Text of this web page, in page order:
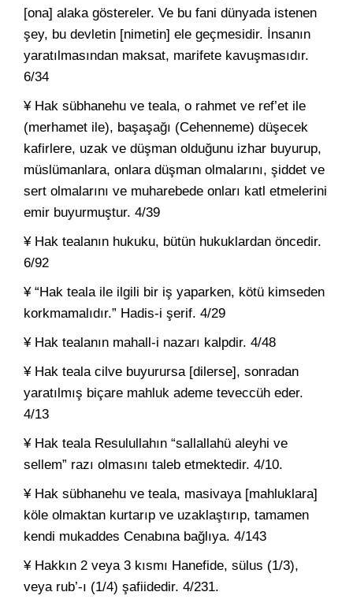
[ona] alaka göstereler. Ve bu fani dünyada istenen
şey, bu devletin [nimetin] ele geçmesidir. İnsanın
yaratılmasından maksat, marifete kavuşmasıdır.
6/34
¥ Hak sübhanehu ve teala, o rahmet ve ref’et ile
(merhamet ile), başaşağı (Cehenneme) düşecek
kafirlere, uzak ve düşman olduğunu izhar buyurup,
müslümanlara, onlara düşman olmalarını, şiddet ve
sert olmalarını ve muharebede onları katl etmelerini
emir buyurmuştur. 4/39
¥ Hak tealanın hukuku, bütün hukuklardan öncedir.
6/92
¥ “Hak teala ile ilgili bir iş yaparken, kötü kimseden
korkmamalıdır.” Hadis-i şerif. 4/29
¥ Hak tealanın mahall-i nazarı kalpdir. 4/48
¥ Hak teala cilve buyurursa [dilerse], sonradan
yaratılmış biçare mahluk ademe teveccüh eder.
4/13
¥ Hak teala Resulullahın “sallallahü aleyhi ve
sellem” razı olmasını taleb etmektedir. 4/10.
¥ Hak sübhanehu ve teala, masivaya [mahluklara]
köle olmaktan kurtarıp ve uzaklaştırıp, tamamen
kendi mukaddes Cenabına bağlıya. 4/143
¥ Hakkın 2 veya 3 kısmı Hanefide, sülus (1/3),
veya rub’-ı (1/4) şafiidedir. 4/231.